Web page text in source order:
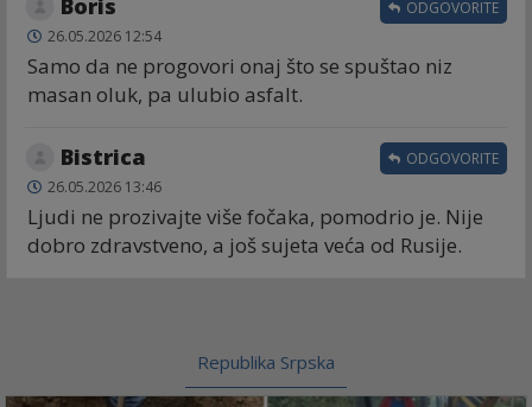
26.05.2026 12:54
Samo da ne progovori onaj što se spuštao niz
masan oluk, pa ulubio asfalt.
ODGOVORITE
Bistrica
26.05.2026 13:46
Ljudi ne prozivajte više fočaka, pomodrio je. Nije
dobro zdravstveno, a još sujeta veća od Rusije.
ODGOVORITE
Republika Srpska